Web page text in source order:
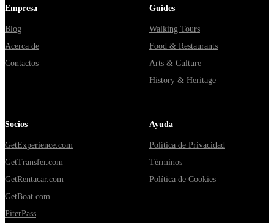
Empresa
Blog
Acerca de
Contactos
Guides
Walking Tours
Food & Restaurants
Arts & Culture
History & Heritage
Socios
GetExperience.com
GetTransfer.com
GetRentacar.com
GetBoat.com
PiterPass
Ayuda
Política de Privacidad
Términos
Política de Cookies